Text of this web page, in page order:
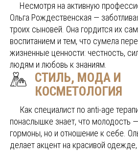
Несмотря на активную
Ольга Рождественская —
троих сыновей. Она гордится их
воспитанием и тем, что сумела
жизненные ценности: честность,
людям и любовь к знаниям.
СТИЛЬ, МОДА И
КОСМЕТОЛОГИЯ
Как специалист по anti-age
понаслышке знает, что молодость
гормоны, но и отношение к себе.
делает акцент на красивой